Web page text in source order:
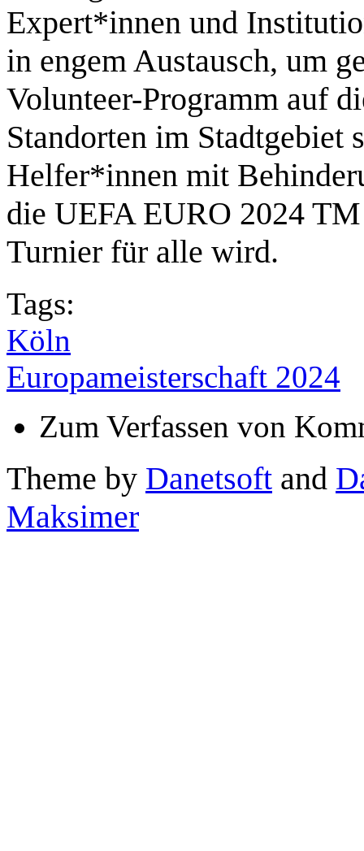
Expert*innen und
in engem Austausch, um
Volunteer-Programm auf
Standorten im
Helfer*innen mit
die UEFA EURO 2024
Turnier für alle wird.
Tags:
Köln
Europameisterschaft 2024
Zum Verfassen von
Theme by Danetsoft and
Maksimer